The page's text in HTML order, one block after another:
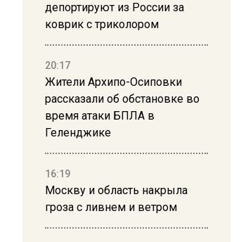
депортируют из России за
коврик с триколором
20:17
Жители Архипо-Осиповки
рассказали об обстановке во
время атаки БПЛА в
Геленджике
16:19
Москву и область накрыла
гроза с ливнем и ветром